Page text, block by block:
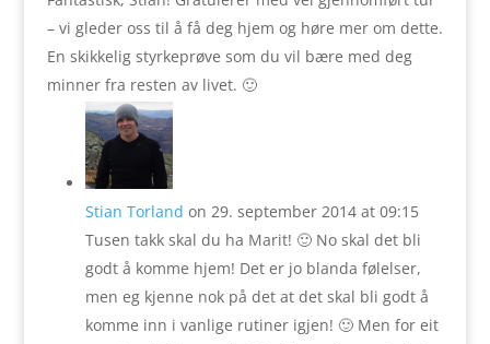
– vi gleder oss til å få deg hjem og høre mer om dette.
En skikkelig styrkeprøve som du vil bære med deg
minner fra resten av livet. 🙂
Stian Torland on 29. september 2014 at 09:15
Tusen takk skal du ha Marit! 🙂 No skal det bli
godt å komme hjem! Det er jo blanda følelser,
men eg kjenne nok på det at det skal bli godt å
komme inn i vanlige rutiner igjen! 🙂 Men for eit